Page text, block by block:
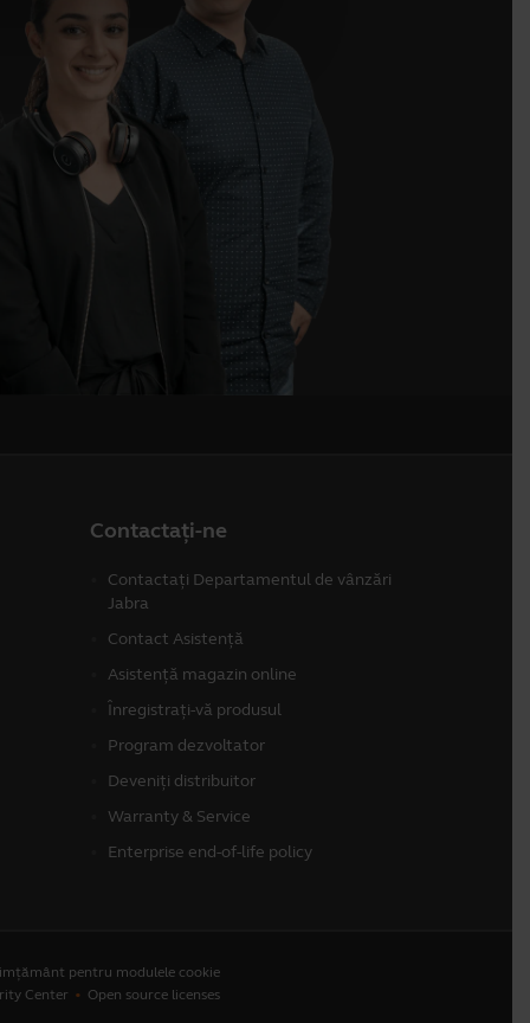
Contactați-ne
Contactați Departamentul de vânzări
Jabra
Contact Asistență
Asistență magazin online
Înregistrați-vă produsul
Program dezvoltator
Deveniți distribuitor
Warranty & Service
Enterprise end-of-life policy
pentru modulele cookie
Center
Open source licenses